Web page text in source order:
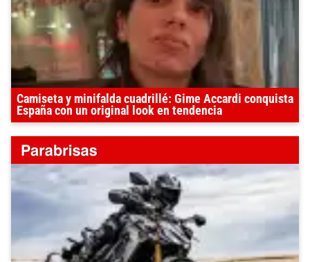
Camiseta y minifalda cuadrillé: Gime Accardi conquista
España con un original look en tendencia